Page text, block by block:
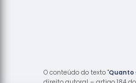
O conteúdo do texto "Quanto